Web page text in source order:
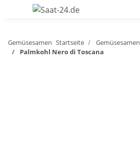
Gemüsesamen Startseite
Gemüsesamen
Palmkohl Nero di Toscana